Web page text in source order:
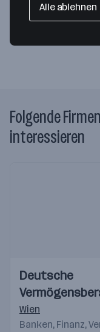
Folgende
interessieren
Videos
Einblicke
Einblicke
Deutsche
AG
Wien
Banken, Finanz,
Alle ablehnen